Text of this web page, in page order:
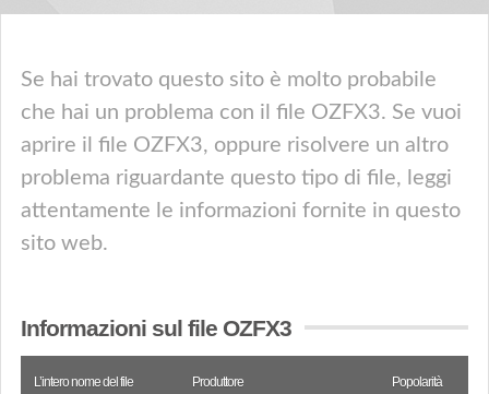
Se hai trovato questo sito è molto probabile
che hai un problema con il file OZFX3. Se vuoi
aprire il file OZFX3, oppure risolvere un altro
problema riguardante questo tipo di file, leggi
attentamente le informazioni fornite in questo
sito web.
Informazioni sul file OZFX3
L’intero nome del file Produttore Popolarità